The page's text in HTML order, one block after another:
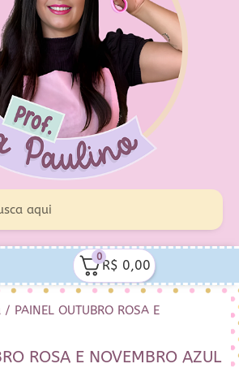
0
R$ 0,00
/ PAINEL OUTUBRO ROSA E
ROSA E NOVEMBRO AZUL